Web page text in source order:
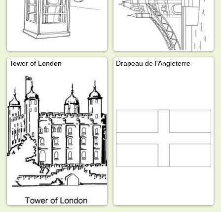
Tower of London Drapeau de l'Angleterre